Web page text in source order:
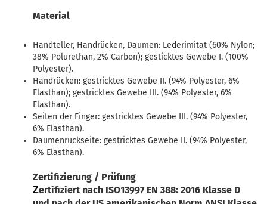
Material
Handteller, Handrücken, Daumen: Lederimitat (60% Nylon;
38% Polurethan, 2% Carbon); gesticktes Gewebe I. (100%
Polyester).
Handrücken: gestricktes Gewebe II. (94% Polyester, 6%
Elasthan); gestricktes Gewebe III. (94% Polyester, 6%
Elasthan).
Seiten der Finger: gestricktes Gewebe III. (94% Polyester,
6% Elasthan).
Daumenrückseite: gestricktes Gewebe II. (94% Polyester,
6% Elasthan).
Zertifizierung / Prüfung
Zertifiziert nach ISO13997 EN 388: 2016 Klasse D